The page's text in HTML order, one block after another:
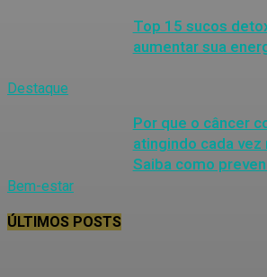
Destaque
Top 15 sucos
aumentar sua
Bem-estar
Por que o câncer
atingindo cada vez
Saiba como
ÚLTIMOS POSTS